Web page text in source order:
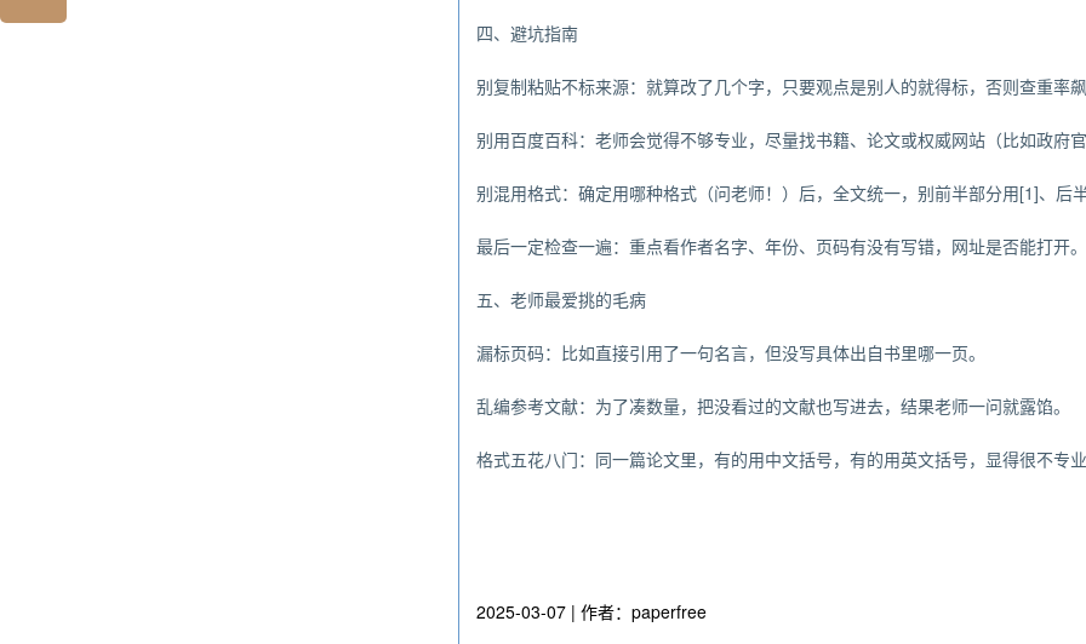
四、避坑指南
别复制粘贴不标来源：就算改了几个字，只要观点是别人的就得标，否则查重率飙
别用百度百科：老师会觉得不够专业，尽量找书籍、论文或权威网站（比如政府
别混用格式：确定用哪种格式（问老师！）后，全文统一，别前半部分用[1]、后
最后一定检查一遍：重点看作者名字、年份、页码有没有写错，网址是否能打开。
五、老师最爱挑的毛病
漏标页码：比如直接引用了一句名言，但没写具体出自书里哪一页。
乱编参考文献：为了凑数量，把没看过的文献也写进去，结果老师一问就露馅。
格式五花八门：同一篇论文里，有的用中文括号，有的用英文括号，显得很不专业
2025-03-07 | 作者：paperfree